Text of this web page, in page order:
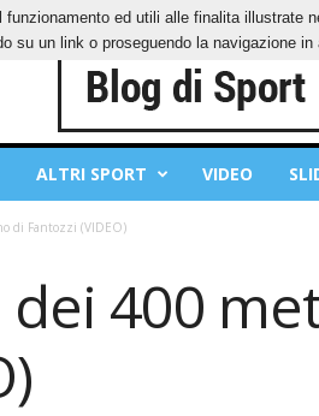
POLICY
ALTRI SPORT VIDEO
di Fantozzi (VIDEO)
dei 400
ed utili alle finalita
su un link o proseguendo la navigazione